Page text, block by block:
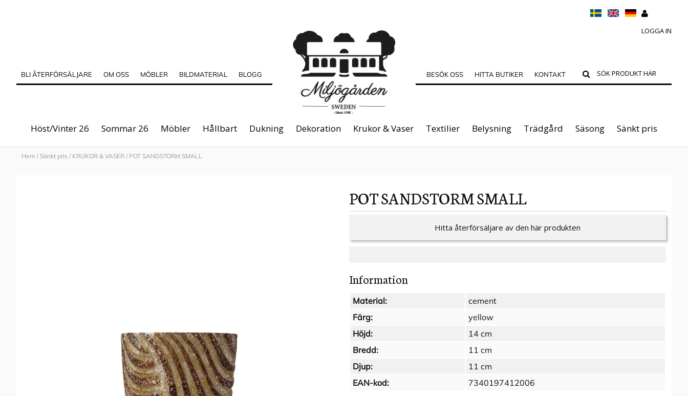
LOGGA IN
BLI ÅTERFÖRSÄLJARE OM OSS MÖBLER BILDMATERIAL BLOGG BESÖK OSS HITTA BUTIKER KONTAKT
Höst/Vinter 26 Sommar 26 Möbler Hållbart Dukning Dekoration Krukor & Vaser Textilier Belysning Trädgård Säsong Sänkt pris
Hem / Sänkt pris / KRUKOR & VASER / POT SANDSTORM SMALL
POT SANDSTORM SMALL
Hitta återförsäljare av den här produkten
Information
Material:
cement
Färg:
yellow
Höjd:
14 cm
Bredd:
11 cm
Djup:
11 cm
EAN-kod:
7340197412006